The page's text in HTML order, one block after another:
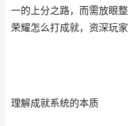
一的上分之路，而需放眼
荣耀怎么打成就，资深玩
理解成就系统的本质